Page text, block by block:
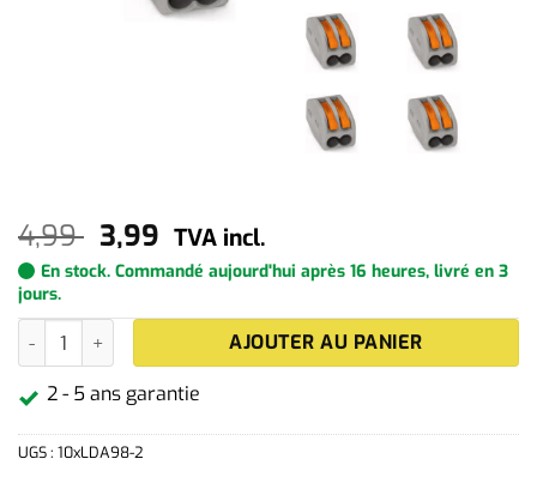
4,99 Le
prix
initial
était :
4,99 .
3,99 Le
prix
actuel
est :
3,99 .
TVA incl.
En stock. Commandé aujourd'hui après 16 heures, livré en 3
jours.
quantité de 10x Borne de connexion à 2 entrées
AJOUTER AU PANIER
2 - 5 ans garantie
UGS : 10xLDA98-2